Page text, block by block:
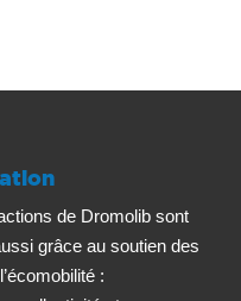
de Dromolib sont
grâce au soutien des
: